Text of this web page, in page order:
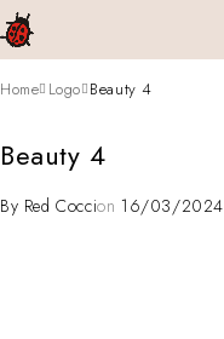
Home Logo Beauty 4
Beauty 4
By Red Coccion 16/03/2024